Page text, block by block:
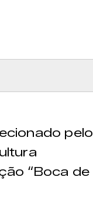
pelo
“Boca de